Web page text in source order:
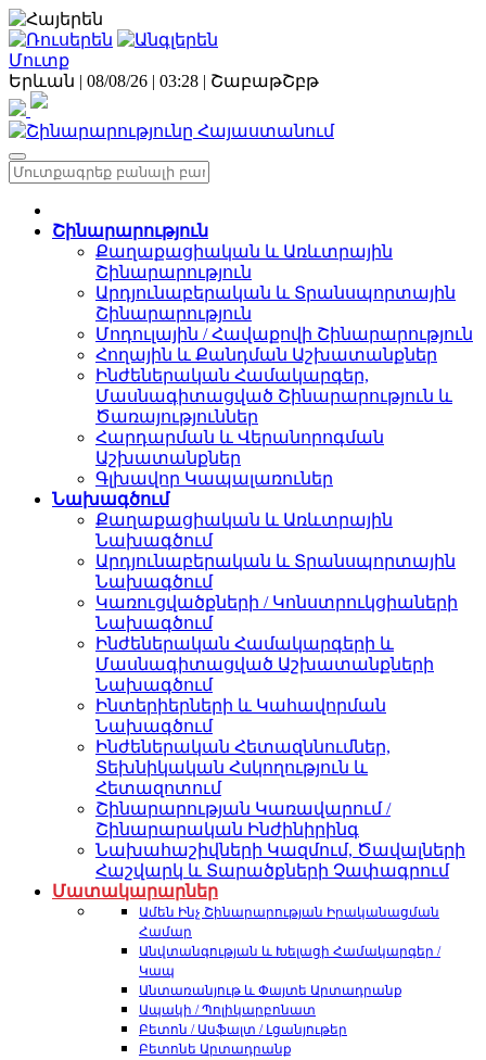
Մուտք
Երևան | 08/08/26 | 03:28 | ՇաբաթՇբթ
Շինարարություն
Քաղաքացիական և Առևտրային
Շինարարություն
Արդյունաբերական և Տրանսպորտային
Շինարարություն
Մոդուլային / Հավաքովի Շինարարություն
Հողային և Քանդման Աշխատանքներ
Ինժեներական Համակարգեր,
Մասնագիտացված Շինարարություն և
Ծառայություններ
Հարդարման և Վերանորոգման
Աշխատանքներ
Գլխավոր Կապալառուներ
Նախագծում
Քաղաքացիական և Առևտրային
Նախագծում
Արդյունաբերական և Տրանսպորտային
Նախագծում
Կառուցվածքների / Կոնստրուկցիաների
Նախագծում
Ինժեներական Համակարգերի և
Մասնագիտացված Աշխատանքների
Նախագծում
Ինտերիերների և Կահավորման
Նախագծում
Ինժեներական Հետազննումներ,
Տեխնիկական Հսկողություն և
Հետազոտում
Շինարարության Կառավարում /
Շինարարական Ինժինիրինգ
Նախահաշիվների Կազմում, Ծավալների
Հաշվարկ և Տարածքների Չափագրում
Մատակարարներ
Ամեն Ինչ Շինարարության Իրականացման
Համար
Անվտանգության և Խելացի Համակարգեր /
Կապ
Անտառանյութ և Փայտե Արտադրանք
Ապակի / Պոլիկարբոնատ
Բետոն / Ասֆալտ / Լցանյութեր
Բետոնե Արտադրանք